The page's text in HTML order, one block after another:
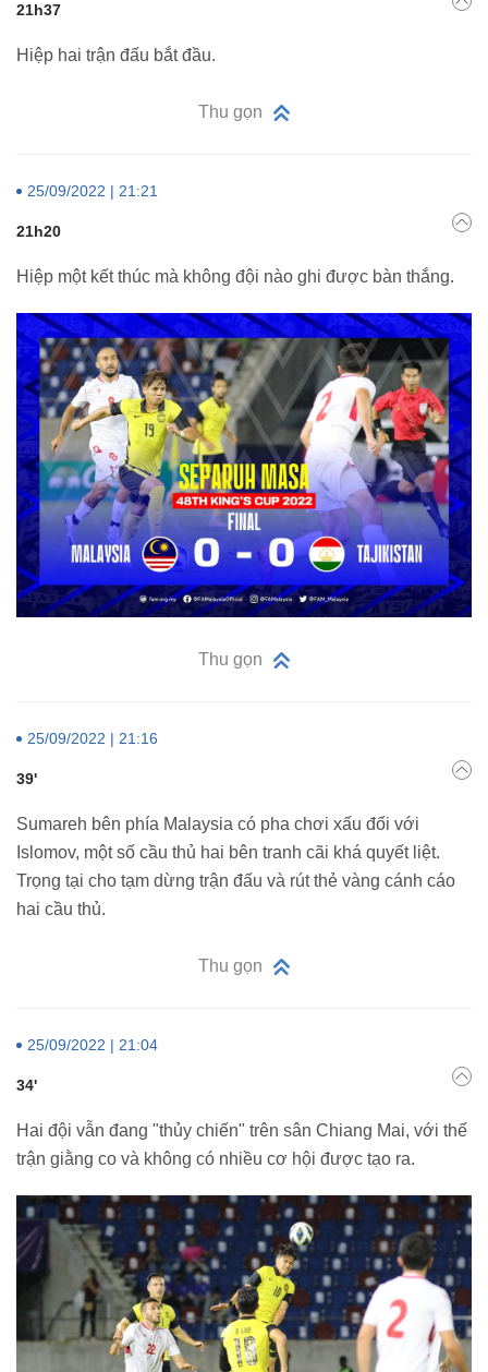
21h37
Hiệp hai trận đấu bắt đầu.
Thu gọn
25/09/2022 | 21:21
21h20
Hiệp một kết thúc mà không đội nào ghi được bàn thắng.
Thu gọn
25/09/2022 | 21:16
39'
Sumareh bên phía Malaysia có pha chơi xấu đối với
Islomov, một số cầu thủ hai bên tranh cãi khá quyết liệt.
Trọng tại cho tạm dừng trận đấu và rút thẻ vàng cánh cáo
hai cầu thủ.
Thu gọn
25/09/2022 | 21:04
34'
Hai đội vẫn đang "thủy chiến" trên sân Chiang Mai, với thế
trận giằng co và không có nhiều cơ hội được tạo ra.